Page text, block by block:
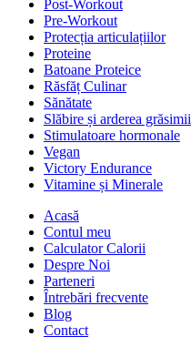
Post-Workout
Pre-Workout
Protecția articulațiilor
Proteine
Batoane Proteice
Răsfăț Culinar
Sănătate
Slăbire și arderea grăsimii
Stimulatoare hormonale
Vegan
Victory Endurance
Vitamine și Minerale
Acasă
Contul meu
Calculator Calorii
Despre Noi
Parteneri
Întrebări frecvente
Blog
Contact